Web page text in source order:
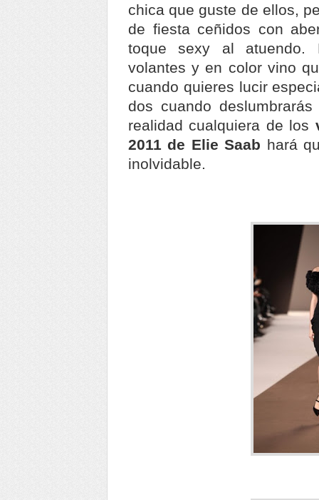
chica que guste de ellos,
de fiesta ceñidos con
toque sexy al atuendo.
volantes y en color vino
cuando quieres lucir
dos cuando
realidad cualquiera de los
2011 de Elie Saab hará
inolvidable.